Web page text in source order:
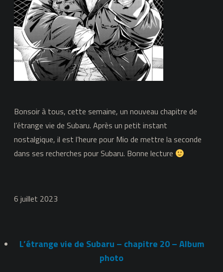
Bonsoir à tous, cette semaine, un nouveau chapitre de
l’étrange vie de Subaru. Après un petit instant
nostalgique, il est l’heure pour Mio de mettre la seconde
dans ses recherches pour Subaru. Bonne lecture
6 juillet 2023
L’étrange vie de Subaru – chapitre 20 – Album
photo